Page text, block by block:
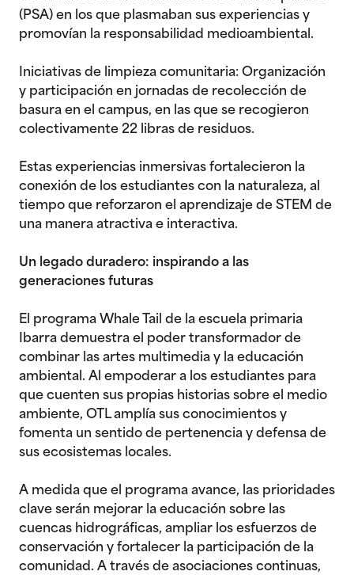
(PSA) en los que plasmaban sus experiencias y
promovían la responsabilidad medioambiental.
Iniciativas de limpieza comunitaria: Organización
y participación en jornadas de recolección de
basura en el campus, en las que se recogieron
colectivamente 22 libras de residuos.
Estas experiencias inmersivas fortalecieron la
conexión de los estudiantes con la naturaleza, al
tiempo que reforzaron el aprendizaje de STEM de
una manera atractiva e interactiva.
Un legado duradero: inspirando a las
generaciones futuras
El programa Whale Tail de la escuela primaria
Ibarra demuestra el poder transformador de
combinar las artes multimedia y la educación
ambiental. Al empoderar a los estudiantes para
que cuenten sus propias historias sobre el medio
ambiente, OTL amplía sus conocimientos y
fomenta un sentido de pertenencia y defensa de
sus ecosistemas locales.
A medida que el programa avance, las prioridades
clave serán mejorar la educación sobre las
cuencas hidrográficas, ampliar los esfuerzos de
conservación y fortalecer la participación de la
comunidad. A través de asociaciones continuas,